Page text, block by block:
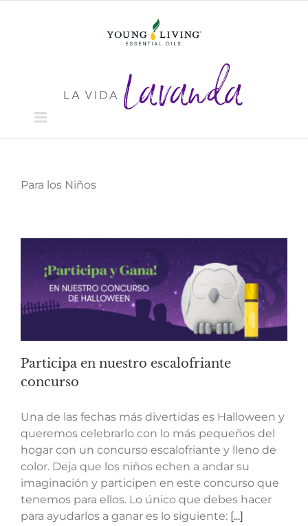
Para los Niños
Participa en nuestro escalofriante
concurso
Una de las fechas más divertidas es Halloween y
queremos celebrarlo con lo más pequeños del
hogar con un concurso escalofriante y lleno de
color. Deja que los niños echen a andar su
imaginación y participen en este concurso que
tenemos para ellos. Lo único que debes hacer
para ayudarlos a ganar es lo siguiente: [...]